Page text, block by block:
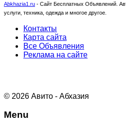
Abkhazia1.ru - Сайт Бесплатных Объявлений.
услуги, техника, одежда и многое другое.
Контакты
Карта сайта
Все Объявления
Реклама на сайте
© 2026 Авито - Абхазия
Menu